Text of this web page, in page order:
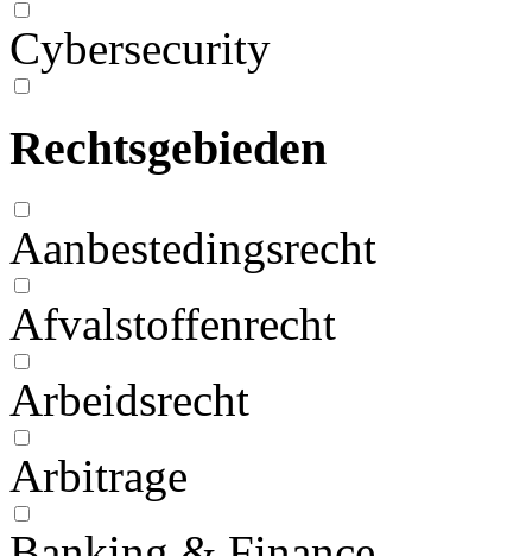
Cybersecurity
Rechtsgebieden
Aanbestedingsrecht
Afvalstoffenrecht
Arbeidsrecht
Arbitrage